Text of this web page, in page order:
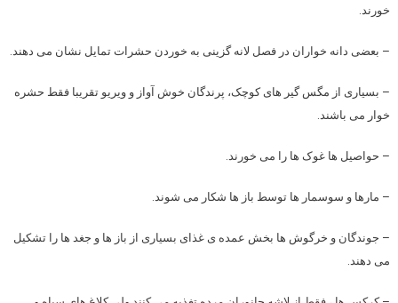
خورند.
– بعضی دانه خواران در فصل لانه گزینی به خوردن حشرات تمایل نشان می دهند.
– بسیاری از مگس گیر های کوچک، پرندگان خوش آواز و ویریو تقریبا فقط حشره
خوار می باشند.
– حواصیل ها غوک ها را می خورند.
– مارها و سوسمار ها توسط باز ها شکار می شوند.
– جوندگان و خرگوش ها بخش عمده ی غذای بسیاری از باز ها و جغد ها را تشکیل
می دهند.